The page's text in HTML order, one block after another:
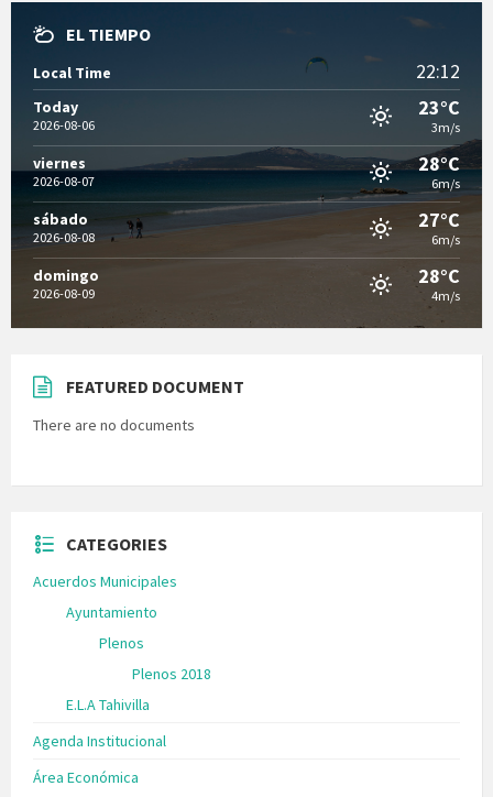
EL TIEMPO
Local Time 22:12
Today
2026-08-06
23°C
3m/s
viernes
2026-08-07
28°C
6m/s
sábado
2026-08-08
27°C
6m/s
domingo
2026-08-09
28°C
4m/s
FEATURED DOCUMENT
There are no documents
CATEGORIES
Acuerdos Municipales
Ayuntamiento
Plenos
Plenos 2018
E.L.A Tahivilla
Agenda Institucional
Área Económica